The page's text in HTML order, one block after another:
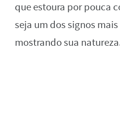
que estoura por pouca
seja um dos signos
mostrando sua